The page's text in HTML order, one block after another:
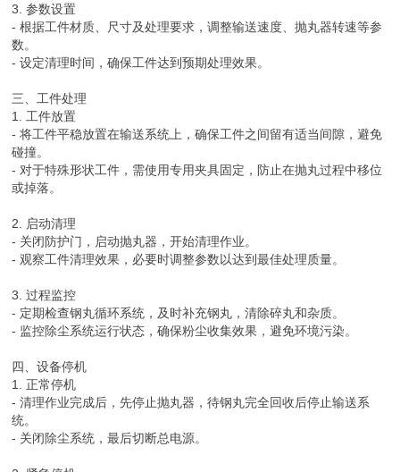
3. 参数设置
- 根据工件材质、尺寸及处理要求，调整输送速度、抛丸器转速等参
数。
- 设定清理时间，确保工件达到预期处理效果。
三、工件处理
1. 工件放置
- 将工件平稳放置在输送系统上，确保工件之间留有适当间隙，避免
碰撞。
- 对于特殊形状工件，需使用专用夹具固定，防止在抛丸过程中移位
或掉落。
2. 启动清理
- 关闭防护门，启动抛丸器，开始清理作业。
- 观察工件清理效果，必要时调整参数以达到最佳处理质量。
3. 过程监控
- 定期检查钢丸循环系统，及时补充钢丸，清除碎丸和杂质。
- 监控除尘系统运行状态，确保粉尘收集效果，避免环境污染。
四、设备停机
1. 正常停机
- 清理作业完成后，先停止抛丸器，待钢丸完全回收后停止输送系
统。
- 关闭除尘系统，最后切断总电源。